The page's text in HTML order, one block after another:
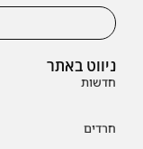
ניווט באתר
חדשות
חרדים